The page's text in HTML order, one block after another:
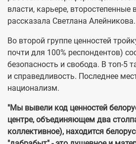
власти, карьере,
рассказала Светлана Алейникова.
Во второй группе ценностей
почти для 100% респондентов)
безопасность и свобода. В топ-5
и справедливость. Последнее
национализм.
"Мы вывели код ценностей
центре, объединяющем два
коллективное), находится